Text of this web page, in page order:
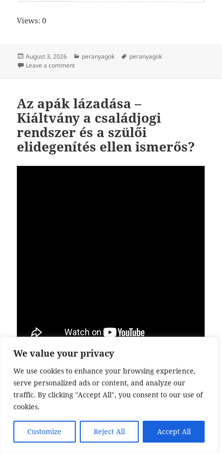
We value your privacy
We use cookies to enhance your browsing experience,
serve personalized ads or content, and analyze our
traffic. By clicking "Accept All", you consent to our use of
cookies.
Customize Reject All Accept All
Views: 0
Posted
on
August 3, 2026 Categories
peranyagok Tags
peranyagok
Leave a commenton Bírósági beadvány: Az anya szerint az apa
Az apák lázadása –
Kiáltvány a családjogi
rendszer és a szülői
elidegenítés ellen ismerős?
A szerző szerint sok apa ugyanazt az utat járja
végig:
hamis vádak,
„kék kártyás” (családon belüli erőszak)
elszigetelés,
munka, egészség és a gyermek elvesztése.